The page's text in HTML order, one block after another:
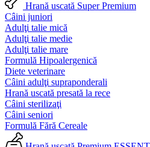
Hrană uscată Super Premium
Câini juniori
Adulţi talie mică
Adulţi talie medie
Adulţi talie mare
Formulă Hipoalergenică
Diete veterinare
Câini adulţi supraponderali
Hrană uscată presată la rece
Câini sterilizaţi
Câini seniori
Formulă Fără Cereale